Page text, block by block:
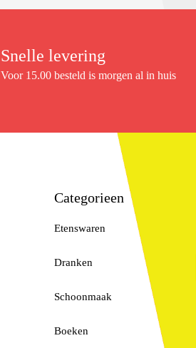
Snelle levering
Voor 15.00 besteld is morgen al in huis
Categorieen
Etenswaren
Dranken
Schoonmaak
Boeken